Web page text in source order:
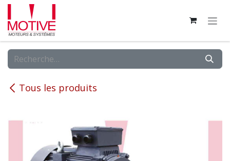
Se rendre au contenu
Tous les produits